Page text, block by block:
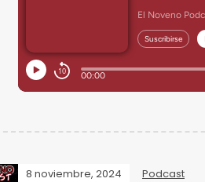
8 noviembre, 2024 Podcast